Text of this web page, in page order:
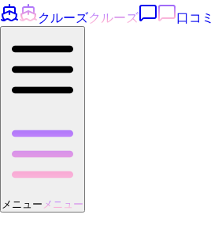
クルーズクルーズ 口コミ
メニュー メニュー